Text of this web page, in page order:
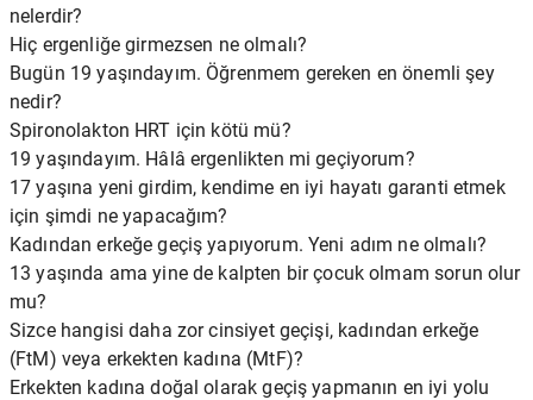
nelerdir?
Hiç ergenliğe girmezsen ne olmalı?
Bugün 19 yaşındayım. Öğrenmem gereken en önemli şey
nedir?
Spironolakton HRT için kötü mü?
19 yaşındayım. Hâlâ ergenlikten mi geçiyorum?
17 yaşına yeni girdim, kendime en iyi hayatı garanti etmek
için şimdi ne yapacağım?
Kadından erkeğe geçiş yapıyorum. Yeni adım ne olmalı?
13 yaşında ama yine de kalpten bir çocuk olmam sorun olur
mu?
Sizce hangisi daha zor cinsiyet geçişi, kadından erkeğe
(FtM) veya erkekten kadına (MtF)?
Erkekten kadına doğal olarak geçiş yapmanın en iyi yolu